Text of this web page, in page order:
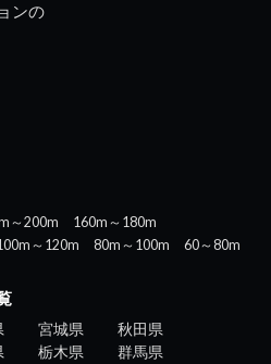
ンの
～200m
160m～180m
～120m 80m～100m
60～80m
宮城県
秋田県
栃木県
群馬県